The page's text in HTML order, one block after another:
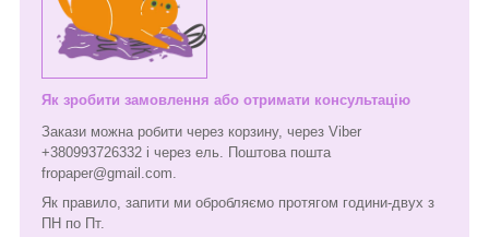
Як зробити замовлення або отримати консультацію
Закази можна робити через корзину, через Viber
+380993726332 і через ель. Поштова пошта
fropaper@gmail.com.
Як правило, запити ми обробляємо протягом години-двух з
ПН по Пт.